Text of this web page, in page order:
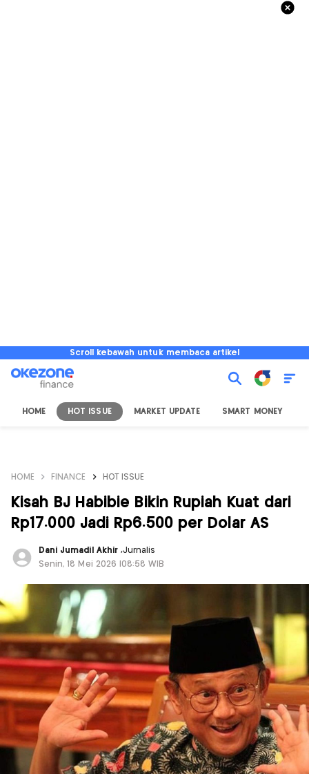
Scroll kebawah untuk membaca artikel
HOME HOT ISSUE MARKET UPDATE SMART MONEY
HOME FINANCE HOT ISSUE
Kisah BJ Habibie Bikin Rupiah Kuat dari
Rp17.000 Jadi Rp6.500 per Dolar AS
Dani Jumadil Akhir ,Jurnalis
Senin, 18 Mei 2026 |08:58 WIB